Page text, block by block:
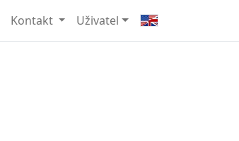
Kontakt Uživatel